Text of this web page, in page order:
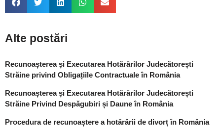
Alte postări
Recunoașterea și Executarea Hotărârilor Judecătorești
Străine privind Obligațiile Contractuale în România
Recunoașterea și Executarea Hotărârilor Judecătorești
Străine Privind Despăgubiri și Daune în România
Procedura de recunoaștere a hotărârii de divorț în România